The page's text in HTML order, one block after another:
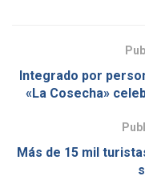
Integrado por
«La Cosecha»
Más de 15 mil